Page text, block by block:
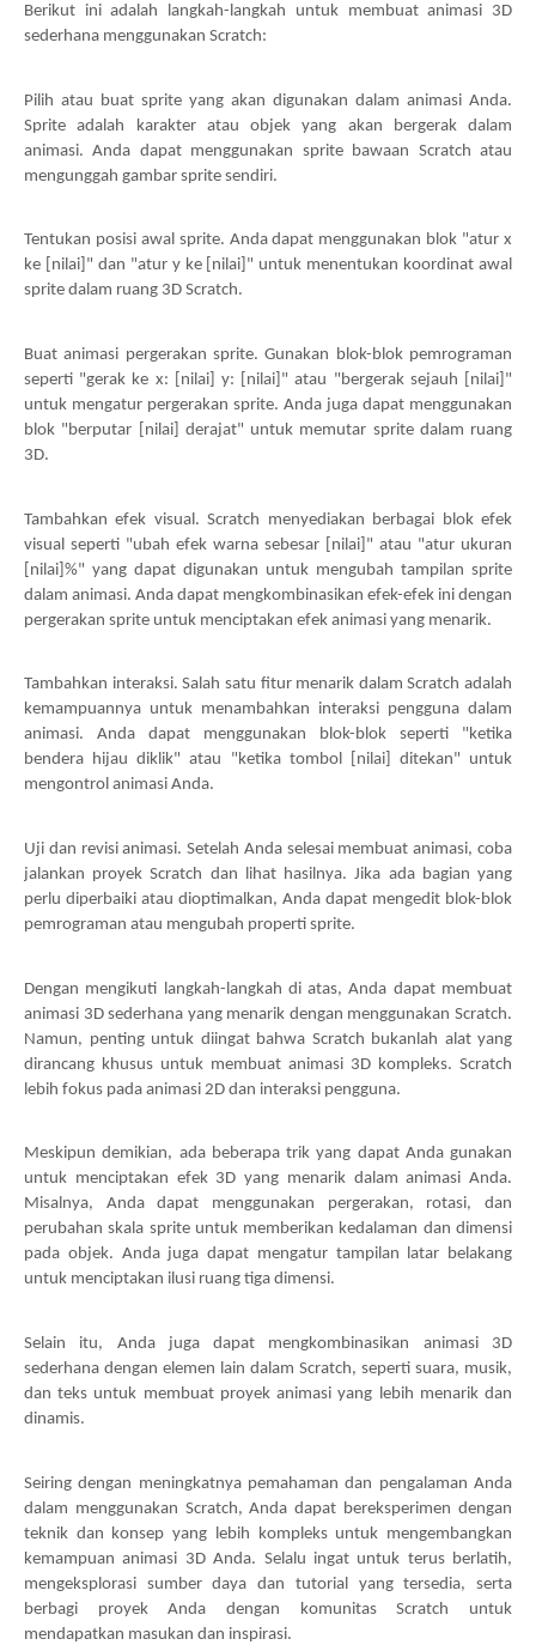
Berikut ini adalah langkah-langkah untuk membuat animasi 3D
sederhana menggunakan Scratch:
Pilih atau buat sprite yang akan digunakan dalam animasi Anda.
Sprite adalah karakter atau objek yang akan bergerak dalam
animasi. Anda dapat menggunakan sprite bawaan Scratch atau
mengunggah gambar sprite sendiri.
Tentukan posisi awal sprite. Anda dapat menggunakan blok "atur x
ke [nilai]" dan "atur y ke [nilai]" untuk menentukan koordinat awal
sprite dalam ruang 3D Scratch.
Buat animasi pergerakan sprite. Gunakan blok-blok pemrograman
seperti "gerak ke x: [nilai] y: [nilai]" atau "bergerak sejauh [nilai]"
untuk mengatur pergerakan sprite. Anda juga dapat menggunakan
blok "berputar [nilai] derajat" untuk memutar sprite dalam ruang
3D.
Tambahkan efek visual. Scratch menyediakan berbagai blok efek
visual seperti "ubah efek warna sebesar [nilai]" atau "atur ukuran
[nilai]%" yang dapat digunakan untuk mengubah tampilan sprite
dalam animasi. Anda dapat mengkombinasikan efek-efek ini dengan
pergerakan sprite untuk menciptakan efek animasi yang menarik.
Tambahkan interaksi. Salah satu fitur menarik dalam Scratch adalah
kemampuannya untuk menambahkan interaksi pengguna dalam
animasi. Anda dapat menggunakan blok-blok seperti "ketika
bendera hijau diklik" atau "ketika tombol [nilai] ditekan" untuk
mengontrol animasi Anda.
Uji dan revisi animasi. Setelah Anda selesai membuat animasi, coba
jalankan proyek Scratch dan lihat hasilnya. Jika ada bagian yang
perlu diperbaiki atau dioptimalkan, Anda dapat mengedit blok-blok
pemrograman atau mengubah properti sprite.
Dengan mengikuti langkah-langkah di atas, Anda dapat membuat
animasi 3D sederhana yang menarik dengan menggunakan Scratch.
Namun, penting untuk diingat bahwa Scratch bukanlah alat yang
dirancang khusus untuk membuat animasi 3D kompleks. Scratch
lebih fokus pada animasi 2D dan interaksi pengguna.
Meskipun demikian, ada beberapa trik yang dapat Anda gunakan
untuk menciptakan efek 3D yang menarik dalam animasi Anda.
Misalnya, Anda dapat menggunakan pergerakan, rotasi, dan
perubahan skala sprite untuk memberikan kedalaman dan dimensi
pada objek. Anda juga dapat mengatur tampilan latar belakang
untuk menciptakan ilusi ruang tiga dimensi.
Selain itu, Anda juga dapat mengkombinasikan animasi 3D
sederhana dengan elemen lain dalam Scratch, seperti suara, musik,
dan teks untuk membuat proyek animasi yang lebih menarik dan
dinamis.
Seiring dengan meningkatnya pemahaman dan pengalaman Anda
dalam menggunakan Scratch, Anda dapat bereksperimen dengan
teknik dan konsep yang lebih kompleks untuk mengembangkan
kemampuan animasi 3D Anda. Selalu ingat untuk terus berlatih,
mengeksplorasi sumber daya dan tutorial yang tersedia, serta
berbagi proyek Anda dengan komunitas Scratch untuk
mendapatkan masukan dan inspirasi.